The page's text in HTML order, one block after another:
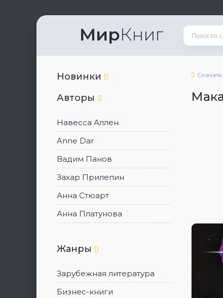
МирКниг
Новинки
Авторы
Навесса Аллен
Anne Dar
Вадим Панов
Захар Прилепин
Анна Стюарт
Анна Платунова
Жанры
Зарубежная литература
Бизнес-книги